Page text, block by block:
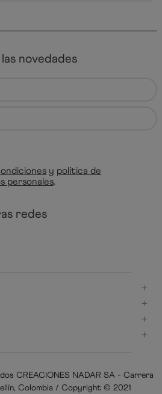
novedades
y política de
personales.
redes
+
+
+
+
CREACIONES NADAR SA - Carrera
Colombia / Copyright © 2021